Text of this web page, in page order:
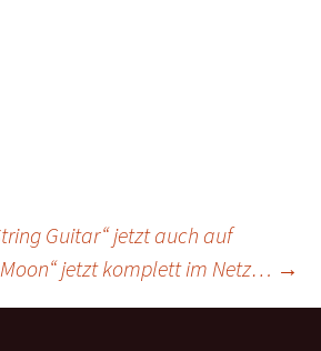
Guitar“ jetzt auch auf
jetzt komplett im Netz… →